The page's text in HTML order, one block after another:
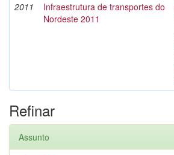
2011
Infraestrutura de transportes do
Nordeste 2011
Refinar
Assunto